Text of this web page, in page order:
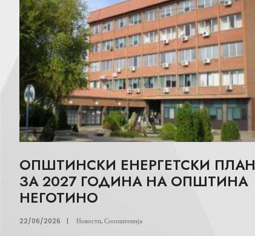
ОПШТИНСКИ ЕНЕРГЕТСКИ ПЛАН
ЗА 2027 ГОДИНА НА ОПШТИНА
НЕГОТИНО
22/06/2026 | Новости,Соопштенија